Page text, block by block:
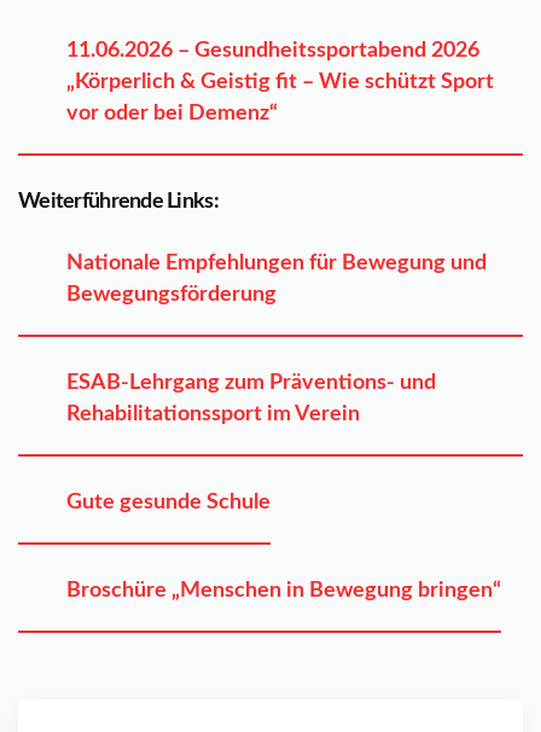
11.06.2026 – Gesundheitssportabend 2026
„Körperlich & Geistig fit – Wie schützt Sport
vor oder bei Demenz“
Weiterführende Links:
Nationale Empfehlungen für Bewegung und
Bewegungsförderung
ESAB-Lehrgang zum Präventions- und
Rehabilitationssport im Verein
Gute gesunde Schule
Broschüre „Menschen in Bewegung bringen“